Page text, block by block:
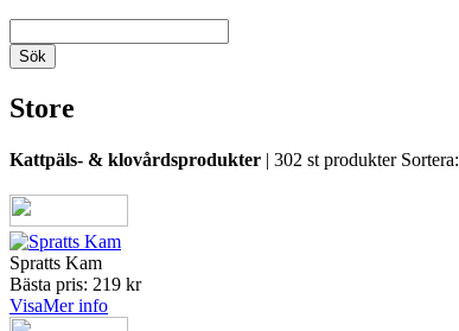
Store
Kattpäls- & klovårdsprodukter | 302 st produkter Sortera:
Spratts Kam
Bästa pris: 219 kr
VisaMer info